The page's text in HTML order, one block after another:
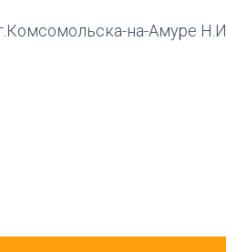
на-Амуре Н.И.